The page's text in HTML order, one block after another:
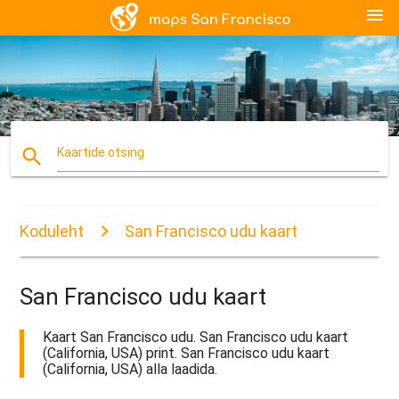
menu
search Kaartide otsing
Koduleht San Francisco udu kaart
San Francisco udu kaart
Kaart San Francisco udu. San Francisco udu kaart
(California, USA) print. San Francisco udu kaart
(California, USA) alla laadida.